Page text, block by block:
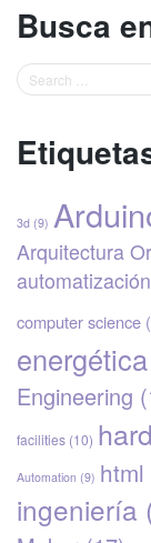
Busca
3d (9)
Arquitectura
automatización
computer science
energética
Engineering
facilities (10)
Automation (9) html
ingeniería